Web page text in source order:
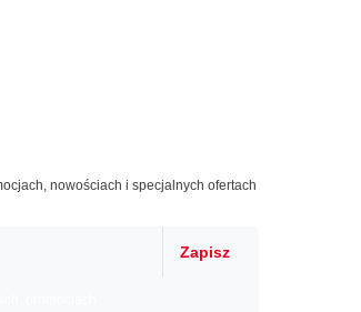
nowościach i specjalnych ofertach
Zapisz